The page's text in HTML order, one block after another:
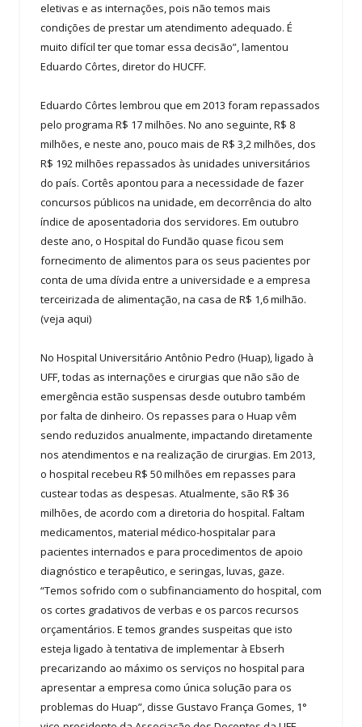
eletivas e as internações, pois não temos mais
condições de prestar um atendimento adequado. É
muito difícil ter que tomar essa decisão”, lamentou
Eduardo Côrtes, diretor do HUCFF.
Eduardo Côrtes lembrou que em 2013 foram repassados
pelo programa R$ 17 milhões. No ano seguinte, R$ 8
milhões, e neste ano, pouco mais de R$ 3,2 milhões, dos
R$ 192 milhões repassados às unidades universitários
do país. Cortês apontou para a necessidade de fazer
concursos públicos na unidade, em decorrência do alto
índice de aposentadoria dos servidores. Em outubro
deste ano, o Hospital do Fundão quase ficou sem
fornecimento de alimentos para os seus pacientes por
conta de uma dívida entre a universidade e a empresa
terceirizada de alimentação, na casa de R$ 1,6 milhão.
(veja aqui)
No Hospital Universitário Antônio Pedro (Huap), ligado à
UFF, todas as internações e cirurgias que não são de
emergência estão suspensas desde outubro também
por falta de dinheiro. Os repasses para o Huap vêm
sendo reduzidos anualmente, impactando diretamente
nos atendimentos e na realização de cirurgias. Em 2013,
o hospital recebeu R$ 50 milhões em repasses para
custear todas as despesas. Atualmente, são R$ 36
milhões, de acordo com a diretoria do hospital. Faltam
medicamentos, material médico-hospitalar para
pacientes internados e para procedimentos de apoio
diagnóstico e terapêutico, e seringas, luvas, gaze.
“Temos sofrido com o subfinanciamento do hospital, com
os cortes gradativos de verbas e os parcos recursos
orçamentários. E temos grandes suspeitas que isto
esteja ligado à tentativa de implementar à Ebserh
precarizando ao máximo os serviços no hospital para
apresentar a empresa como única solução para os
problemas do Huap”, disse Gustavo França Gomes, 1°